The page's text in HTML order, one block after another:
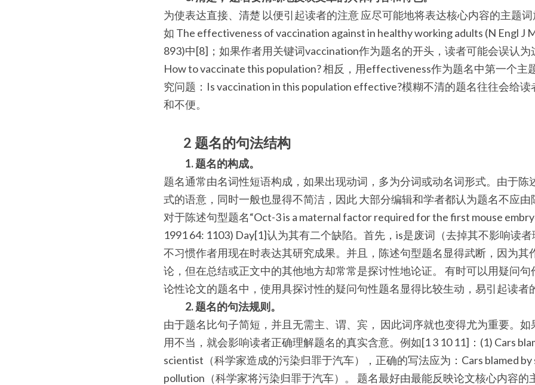
为使表达直接、清楚 以便引起读者的注意 应尽可能地将表达核心内容的主题词
如 The effectiveness of vaccination against in healthy working adults (N Engl J
893)中[8]；如果作者用关键词vaccination作为题名的开头，读者可能会误认为
How to vaccinate this population? 相反，用effectiveness作为题名中第一个主
究问题：Is vaccination in this population effective?模糊不清的题名往往会给
和不便。
2 题名的句法结构
1. 题名的构成。
题名通常由名词性短语构成，如果出现动词，多为分词或动名词形式。由于陈
式的语意，同时一般也显得不简洁，因此 大部分编辑和学者都认为题名不应由
对于陈述句型题名“Oct-3 is a maternal factor required for the first mouse
1991 64: 1103) Day[1]认为其有二个缺陷。首先，is是废词（去掉其不影响读
不习惯作者用现在时表达其研究成果。并且，陈述句型题名显得武断，因为其
论，但在总结或正文中的其他地方却常常是探讨性地论证。 有时可以用疑问
论性论文的题名中，使用具探讨性的疑问句性题名显得比较生动，易引起读者
2. 题名的句法规则。
由于题名比句子简短，并且无需主、谓、宾， 因此词序就也变得尤为重要。
用不当，就会影响读者正确理解题名的真实含意。例如[1 3 10 11]：(1) Cars
scientist（科学家造成的污染归罪于汽车），正确的写法应为：Cars blamed
pollution（科学家将污染归罪于汽车）。 题名最好由最能反映论文核心内容的